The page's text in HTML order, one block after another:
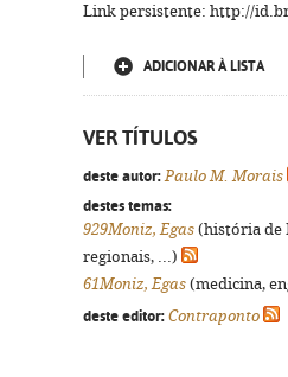
Link persistente: http://
ADICIONAR À LISTA
VER TÍTULOS
deste autor: Paulo M. Morais
destes temas:
929Moniz, Egas (história de
regionais, ...)
61Moniz, Egas (medicina,
deste editor: Contraponto